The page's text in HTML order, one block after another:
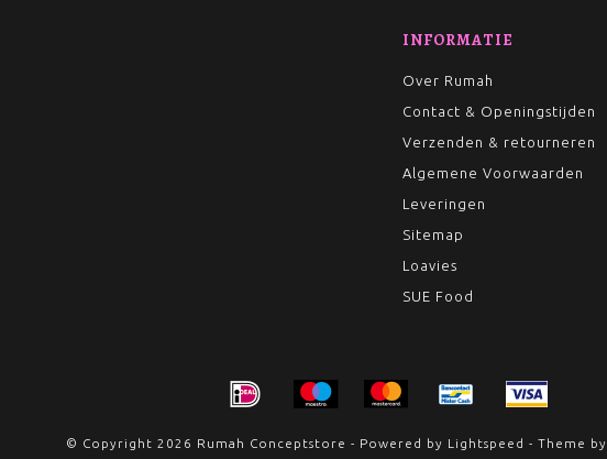
INFORMATIE
Over Rumah
Contact & Openingstijden
Verzenden & retourneren
Algemene Voorwaarden
Leveringen
Sitemap
Loavies
SUE Food
© Copyright 2026 Rumah Conceptstore - Powered by Lightspeed - Theme by